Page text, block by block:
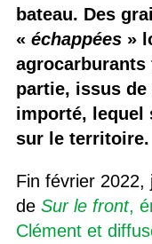
bateau. Des
« échappées»
agrocarburants
partie, issus
importé, lequel
sur le territoire.
Fin février 2022,
de Sur le front,
Clément et